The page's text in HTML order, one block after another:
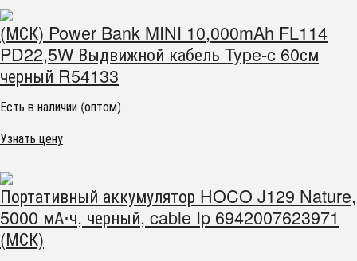
(МСК) Power Bank MINI 10,000mAh FL114
PD22,5W Выдвижной кабель Type-c 60см
черный R54133
Есть в наличии (оптом)
Узнать цену
Портативный аккумулятор HOCO J129 Nature,
5000 мА⋅ч, черный, cable Ip 6942007623971
(МСК)